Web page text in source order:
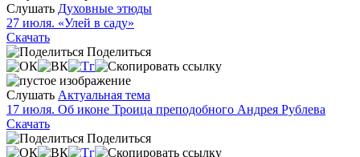
Слушать Духовные этюды
27 июля. «Улей в саду»
Скачать
Поделиться
Слушать Актуальная тема
17 июля. Об иконе Троица преподобного Андрея Рублева
Скачать
Поделиться